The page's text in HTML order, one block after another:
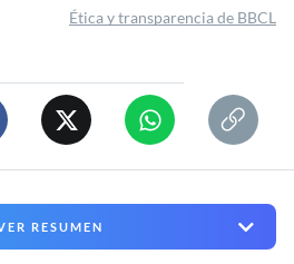
Ética y transparencia de BBCL
RESUMEN